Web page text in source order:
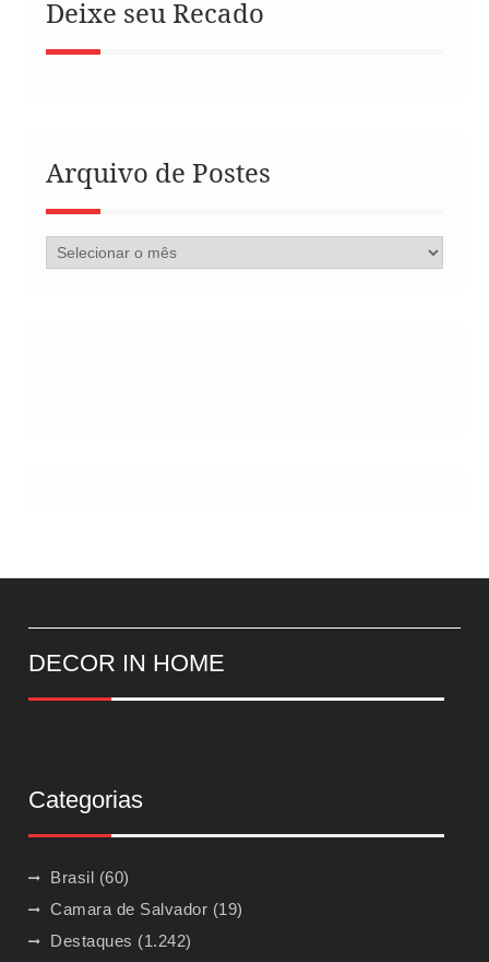
Deixe seu Recado
Arquivo de Postes
Arquivo
de
DECOR IN HOME
Categorias
Brasil (60)
Camara de Salvador (19)
Destaques (1.242)